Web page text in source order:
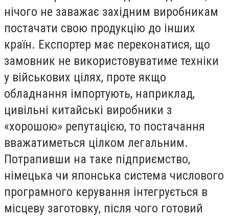
нічого не заважає західним виробникам
постачати свою продукцію до інших
країн. Експортер має переконатися, що
замовник не використовуватиме техніки
у військових цілях, проте якщо
обладнання імпортують, наприклад,
цивільні китайські виробники з
«хорошою» репутацією, то постачання
вважатиметься цілком легальним.
Потрапивши на таке підприємство,
німецька чи японська система числового
програмного керування інтегрується в
місцеву заготовку, після чого готовий